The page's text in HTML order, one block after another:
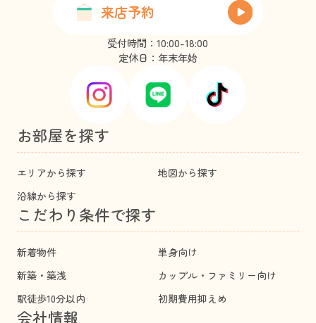
来店予約
受付時間：10:00-18:00
定休日：年末年始
お部屋を探す
エリアから探す
地図から探す
沿線から探す
こだわり条件で探す
新着物件
単身向け
新築・築浅
カップル・ファミリー向け
駅徒歩10分以内
初期費用抑えめ
会社情報